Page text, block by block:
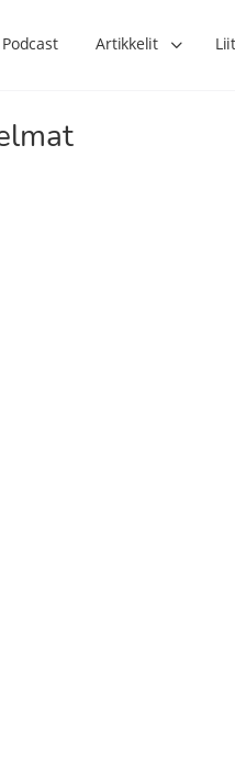
Podcast Artikkelit